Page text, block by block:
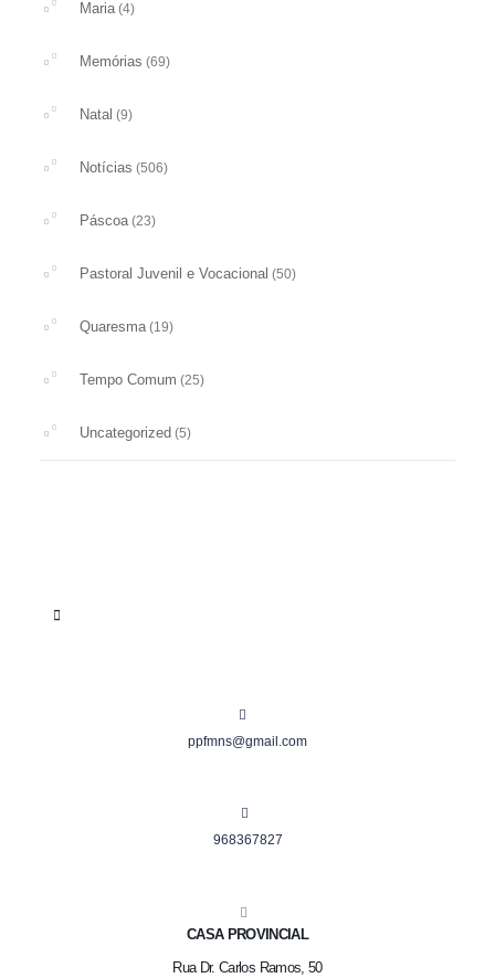
Maria(4)
Memórias (69)
Natal (9)
Notícias (506)
Páscoa(23)
Pastoral Juvenil e Vocacional (50)
Quaresma(19)
Tempo Comum (25)
Uncategorized (5)
ppfmns@gmail.com
968367827
CASA PROVINCIAL
Rua Dr. Carlos Ramos, 50